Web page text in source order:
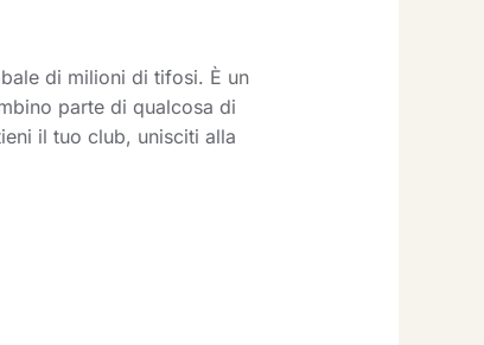
di milioni di tifosi. È un
parte di qualcosa di
il tuo club, unisciti alla